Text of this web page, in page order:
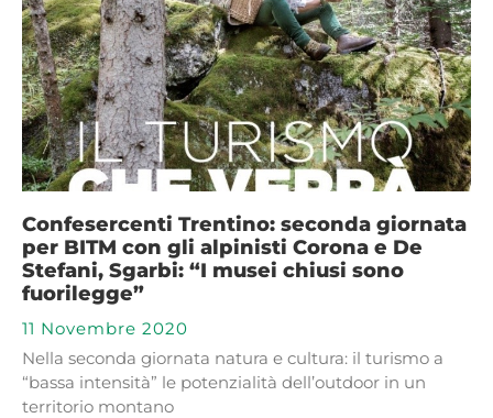
Confesercenti Trentino: seconda giornata
per BITM con gli alpinisti Corona e De
Stefani, Sgarbi: “I musei chiusi sono
fuorilegge”
11 Novembre 2020
Nella seconda giornata natura e cultura: il turismo a
“bassa intensità” le potenzialità dell’outdoor in un
territorio montano